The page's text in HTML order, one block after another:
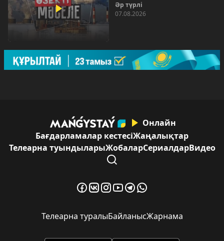
Әр түрлі
07.08.2026
Онлайн
Бағдарламалар кестесіЖаңалықтар
Телеарна туындыларыЖобаларСериалдарВидео
Телеарна туралыБайланысЖарнама